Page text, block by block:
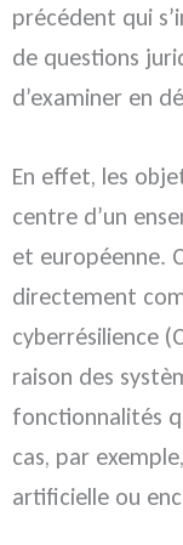
précédent qui
de questions
d’examiner en
En effet, les
centre d’un
et européenne.
directement
cyberrésilience
raison des
fonctionnalités
cas, par
artificielle ou